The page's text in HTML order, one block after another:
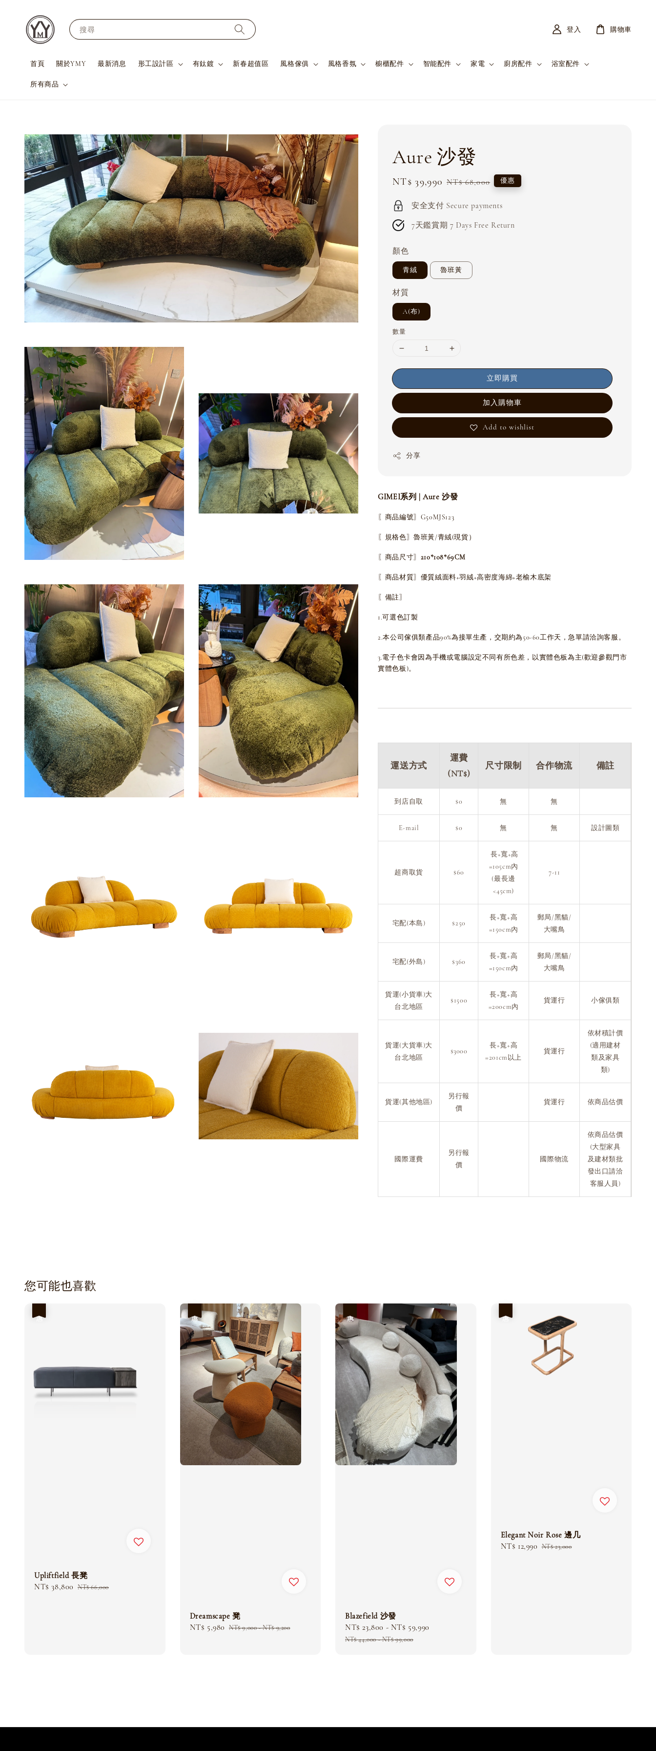
搜尋
首頁 關於YMY 最新消息 形工設計區 有鈦鍍 新春超值區 風格傢俱 風格香氛 櫥櫃配件 智能配件 家電 廚房配件 浴室配件
所有商品
登入 購物車
Aure 沙發
Sale
NT$ 39,990 Regular
NT$ 68,000 優惠
安全支付 Secure payments
7天鑑賞期 7 Days Free Return
顏色
青絨 魯班黃
材質
A(布)
數量
立即購買
加入購物車
Add to wishlist
分享
GIMEI系列 | Aure 沙發
〖商品編號〗G50MJS123
〖規格色〗魯班黃/青絨(現貨）
〖商品尺寸〗 210*108*69CM
〖商品材質〗優質絨面料+羽絨+高密度海綿+老榆木底架
〖備註〗
1.可選色訂製
2.本公司傢俱類產品90%為接單生產，交期約為50-60工作天，急單請洽詢客服。
3.電子色卡會因為手機或電腦設定不同有所色差，以實體色板為主(歡迎參觀門市
實體色板)。
運送方式
運費
(NT$)
尺寸限制 合作物流 備註
到店自取 $0 無 無
E-mail $0 無 無 設計圖類
超商取貨 $60
長+寬+高
=105cm內
(最長邊
<45cm)
7-11
宅配(本島) $250
長+寬+高
=150cm內
郵局/黑貓/
大嘴鳥
宅配(外島) $360
長+寬+高
=150cm內
郵局/黑貓/
大嘴鳥
貨運(小貨車)大
台北地區
$1500
長+寬+高
=200cm內
貨運行 小傢俱類
貨運(大貨車)大
台北地區
$3000
長+寬+高
=201cm以上
貨運行
依材積計價
(適用建材
類及家具
類)
貨運(其他地區)
另行報
價
貨運行 依商品估價
國際運費
另行報
價
國際物流
依商品估價
(大型家具
及建材類批
發出口請洽
客服人員)
您可能也喜歡
Upliftfield 長凳
Sale
NT$ 38,800 Regular
NT$ 66,000
Dreamscape 凳
Sale
NT$ 5,980 Regular
NT$ 9,000-NT$ 9,200
Blazefield 沙發
Sale
price
NT$ 23,800 - NT$ 59,990
NT$ 44,000-NT$ 99,000
Elegant Noir Rose 邊几
Sale
NT$ 12,990 Regular
NT$ 23,000